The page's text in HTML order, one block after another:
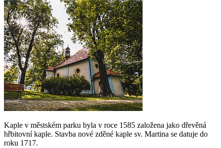
Kaple v městském parku byla v roce 1585 založena jako dřevěná
hřbitovní kaple. Stavba nové zděné kaple sv. Martina se datuje do
roku 1717.